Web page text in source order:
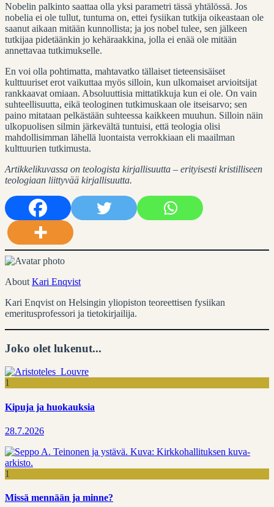
Nobelin palkinto saattaa olla yksi parametri tässä yhtälössä. Jos
nobelia ei ole tullut, tuntuma on, ettei fysiikan tutkija oikeastaan ole
saanut aikaan mitään kunnollista; ja jos nobel tulee, sen jälkeen
tutkijaa pidetäänkin jo kehäraakkina, jolla ei enää ole mitään
annettavaa tutkimukselle.
En voi olla pohtimatta, mahtavatko tällaiset tieteensisäiset
kulttuuriset erot vaikuttaa myös silloin, kun ulkomaiset arvioitsijat
rankkaavat omiaan. Absoluuttisia mittatikkuja kun ei ole. On vain
suhteellisuutta, eikä teologinen tutkimuskaan ole itseisarvo; sen
paino mitataan pelkästään suhteessa kaikkeen muuhun. Silloin näin
ulkopuolisen silmin järkevältä tuntuisi, että teologia olisi
mahdollisimman lähellä luontaista verrokkiaan eli maailman
kulttuurien tutkimusta.
Artikkelikuvassa on teologista kirjallisuutta – erityisesti kristilliseen
teologiaan liittyvää kirjallisuutta.
About Kari Enqvist
Kari Enqvist on Helsingin yliopiston teoreettisen fysiikan
emeritusprofessori ja tietokirjailija.
Joko olet lukenut...
1
Kipuja ja huokauksia
28.7.2026
1
Missä mennään ja minne?